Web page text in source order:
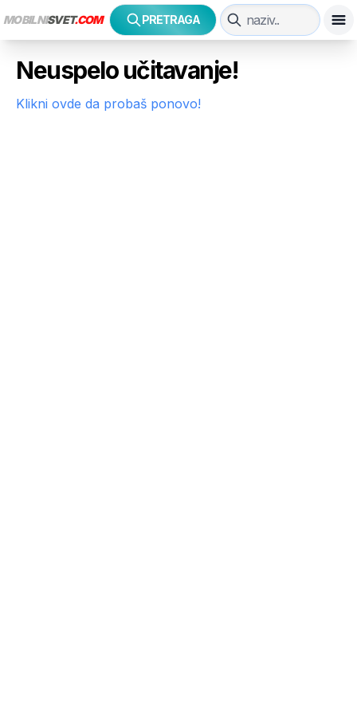
MOBILNISVET.COM PRETRAGA
Neuspelo učitavanje!
Klikni ovde da probaš ponovo!